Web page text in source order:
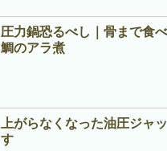
圧力鍋恐るべし｜骨まで食
鯛のアラ煮
上がらなくなった油圧ジャ
す